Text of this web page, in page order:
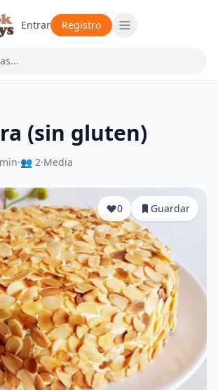
Entrar Registro
(sin gluten)
·👥 2·Media
0 Guardar